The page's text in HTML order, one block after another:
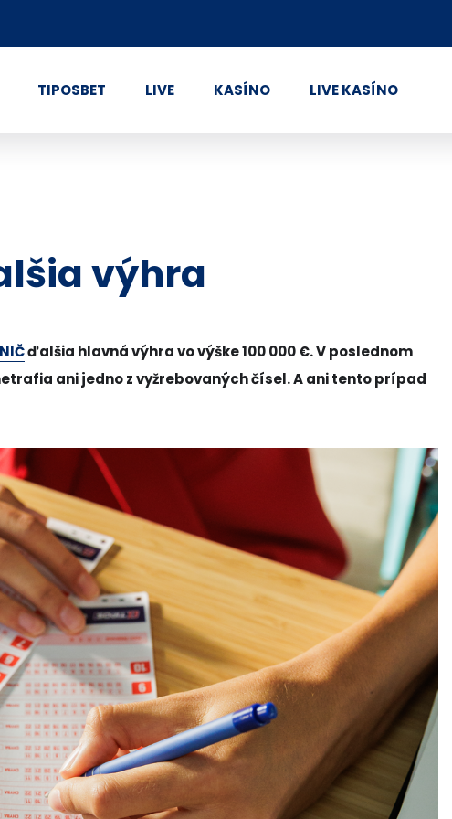
TIPOSBET LIVE KASÍNO LIVE KASÍNO
výhra
ďalšia hlavná výhra vo výške 100 000 €. V poslednom
ani jedno z vyžrebovaných čísel. A ani tento prípad